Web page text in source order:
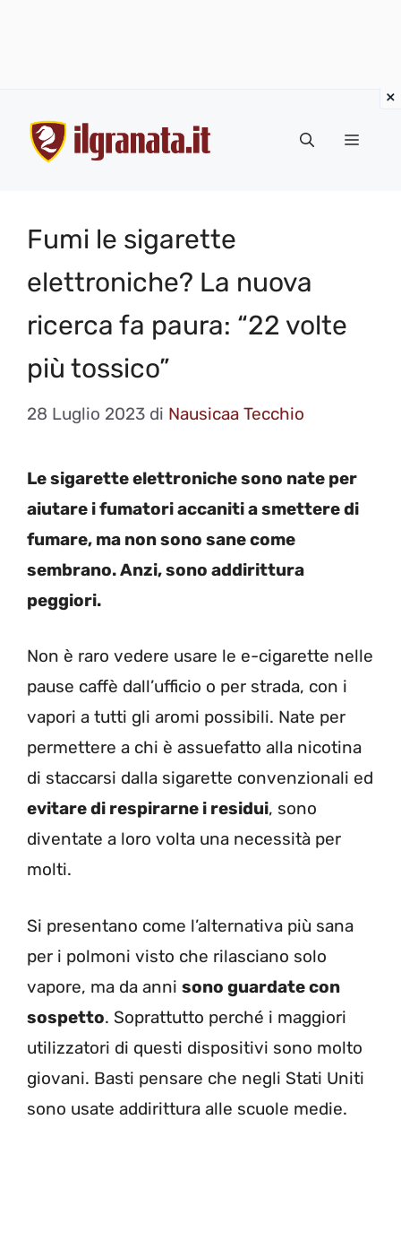
contenuto
Menu
Fumi le sigarette
elettroniche? La nuova
ricerca fa paura: “22 volte
più tossico”
28 Luglio 2023 di Nausicaa Tecchio
Le sigarette elettroniche sono nate per
aiutare i fumatori accaniti a smettere di
fumare, ma non sono sane come
sembrano. Anzi, sono addirittura
peggiori.
Non è raro vedere usare le e-cigarette nelle
pause caffè dall’ufficio o per strada, con i
vapori a tutti gli aromi possibili. Nate per
permettere a chi è assuefatto alla nicotina
di staccarsi dalla sigarette convenzionali ed
evitare di respirarne i residui, sono
diventate a loro volta una necessità per
molti.
Si presentano come l’alternativa più sana
per i polmoni visto che rilasciano solo
vapore, ma da anni sono guardate con
sospetto. Soprattutto perché i maggiori
utilizzatori di questi dispositivi sono molto
giovani. Basti pensare che negli Stati Uniti
sono usate addirittura alle scuole medie.